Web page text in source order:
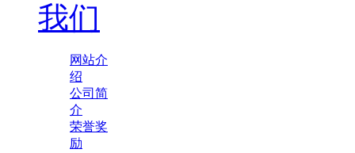
我们
网站介
绍
公司简
介
荣誉奖
励